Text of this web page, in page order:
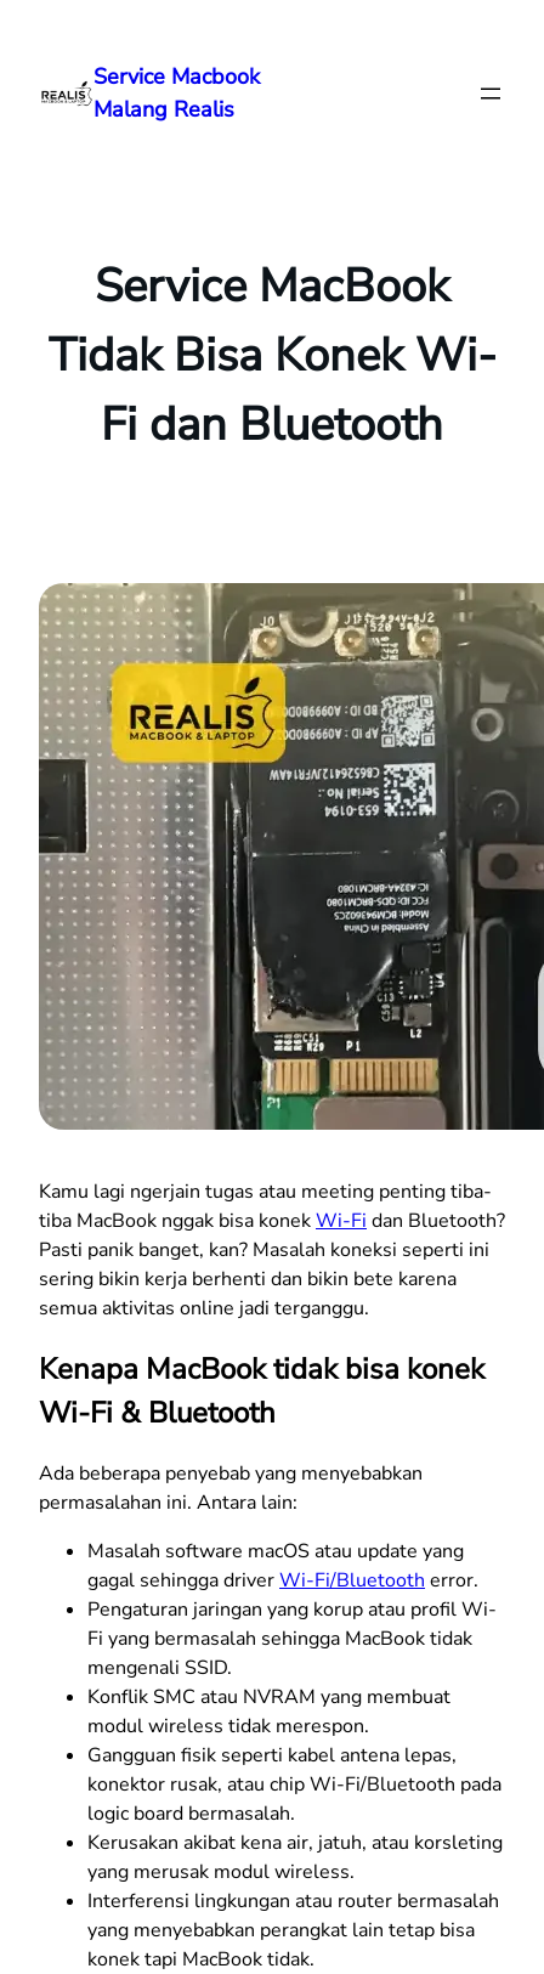
Service Macbook
Malang Realis
Service MacBook
Tidak Bisa Konek Wi-
Fi dan Bluetooth
Kamu lagi ngerjain tugas atau meeting penting tiba-
tiba MacBook nggak bisa konekWi-Fi dan Bluetooth?
Pasti panik banget, kan? Masalah koneksi seperti ini
sering bikin kerja berhenti dan bikin bete karena
semua aktivitas online jadi terganggu.
Kenapa MacBook tidak bisa konek
Wi-Fi & Bluetooth
Ada beberapa penyebab yang menyebabkan
permasalahan ini. Antara lain:
Masalah software macOS atau update yang
gagal sehingga driverWi-Fi/Bluetooth error.
Pengaturan jaringan yang korup atau profil Wi-
Fi yang bermasalah sehingga MacBook tidak
mengenali SSID.
Konflik SMC atau NVRAM yang membuat
modul wireless tidak merespon.
Gangguan fisik seperti kabel antena lepas,
konektor rusak, atau chip Wi-Fi/Bluetooth pada
logic board bermasalah.
Kerusakan akibat kena air, jatuh, atau korsleting
yang merusak modul wireless.
Interferensi lingkungan atau router bermasalah
yang menyebabkan perangkat lain tetap bisa
konek tapi MacBook tidak.